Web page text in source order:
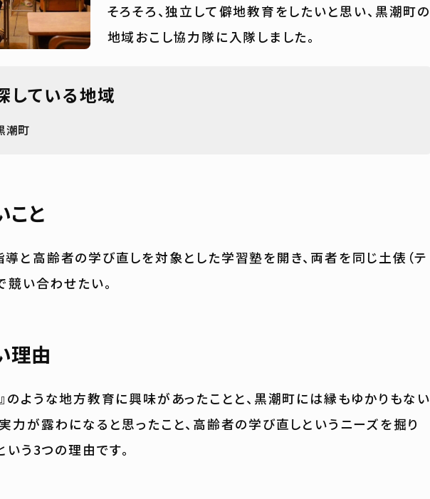
そろそろ、独立して僻地教育をしたいと思い、黒潮町の
地域おこし協力隊に入隊しました。
している地域
潮町
こと
と高齢者の学び直しを対象とした学習塾を開き、両者を同じ土俵（テ
競い合わせたい。
理由
のような地方教育に興味があったことと、黒潮町には縁もゆかりもない
力が露わになると思ったこと、高齢者の学び直しというニーズを掘り
いう3つの理由です。